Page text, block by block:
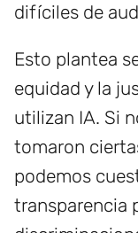
difíciles de
Esto plantea
equidad y la
utilizan IA. Si
tomaron
podemos
transparencia